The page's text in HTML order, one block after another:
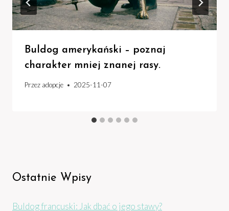
Buldog amerykański – poznaj
charakter mniej znanej rasy.
Przez adopcje 2025-11-07
Ostatnie Wpisy
Buldog francuski: Jak dbać o jego stawy?